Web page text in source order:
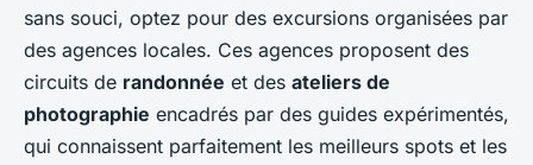
sans souci, optez pour des excursions organisées par
des agences locales. Ces agences proposent des
circuits de randonnée et des ateliers de
photographie encadrés par des guides expérimentés,
qui connaissent parfaitement les meilleurs spots et les